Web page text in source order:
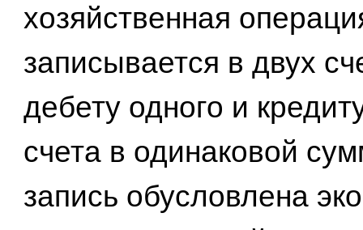
хозяйственная
записывается в двух
дебету одного и
счета в одинаковой
запись обусловлена